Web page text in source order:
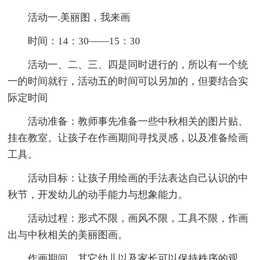
活动一.美丽图，我来画
时间：14：30——15：30
活动一、二、三、四是同时进行的，所以有一个统
一的时间就行，活动五的时间可以另加的，但要结合实
际定时间
活动准备：教师事先准备一些中秋相关的图片贴、
挂在教室。让孩子在作画期间寻找灵感，以及准备绘画
工具。
活动目标：让孩子用绘画的手法表达自己认识的中
秋节，开发幼儿的动手能力与想象能力。
活动过程：形式不限，画风不限，工具不限，作画
出与中秋相关的美丽图画。